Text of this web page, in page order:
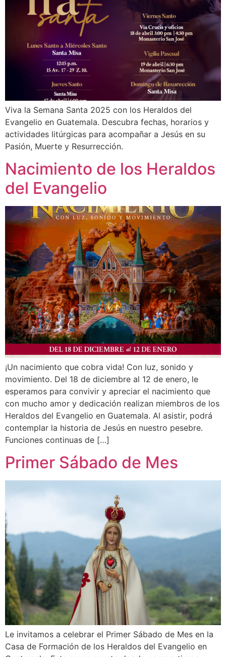
Viva la Semana Santa 2025 con los Heraldos del
Evangelio en Guatemala. Descubra fechas, horarios y
actividades litúrgicas para acompañar a Jesús en su
Pasión, Muerte y Resurrección.
Nacimiento de los Heraldos
del Evangelio
¡Un nacimiento que cobra vida! Con luz, sonido y
movimiento. Del 18 de diciembre al 12 de enero, le
esperamos para convivir y apreciar el nacimiento que
con mucho amor y dedicación realizan miembros de los
Heraldos del Evangelio en Guatemala. Al asistir, podrá
contemplar la historia de Jesús en nuestro pesebre.
Funciones continuas de […]
Primer Sábado de Mes
Le invitamos a celebrar el Primer Sábado de Mes en la
Casa de Formación de los Heraldos del Evangelio en